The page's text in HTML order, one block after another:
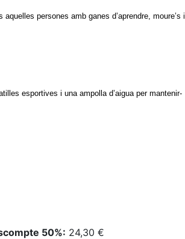
persones amb ganes d’aprendre, moure’s i
esportives i una ampolla d’aigua per mantenir-
50%: 24,30 €